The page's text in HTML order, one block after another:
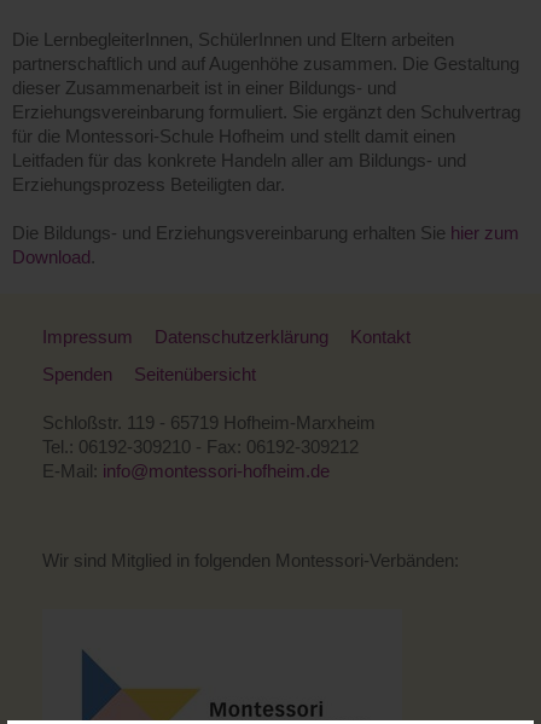
Die LernbegleiterInnen, SchülerInnen und Eltern arbeiten
partnerschaftlich und auf Augenhöhe zusammen. Die Gestaltung
dieser Zusammenarbeit ist in einer Bildungs- und
Erziehungsvereinbarung formuliert. Sie ergänzt den Schulvertrag
für die Montessori-Schule Hofheim und stellt damit einen
Leitfaden für das konkrete Handeln aller am Bildungs- und
Erziehungsprozess Beteiligten dar.
Die Bildungs- und Erziehungsvereinbarung erhalten Sie hier zum
Download.
Impressum Datenschutzerklärung
Kontakt
Spenden
Seitenübersicht
Schloßstr. 119 - 65719 Hofheim-Marxheim
Tel.: 06192-309210 - Fax: 06192-309212
E-Mail: info@montessori-hofheim.de
Wir sind Mitglied in folgenden Montessori-Verbänden: